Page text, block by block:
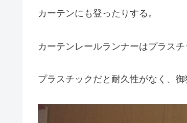
カーテンにも登ったりする。
カーテンレールランナーはプラスチ
プラスチックだと耐久性がなく、